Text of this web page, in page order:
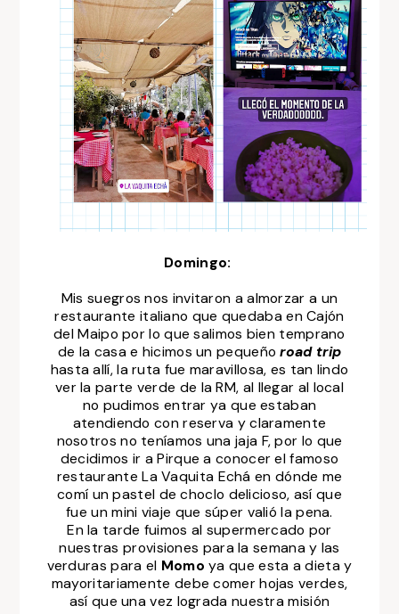
Domingo:
Mis suegros nos invitaron a almorzar a un
restaurante italiano que quedaba en Cajón
del Maipo por lo que salimos bien temprano
de la casa e hicimos un pequeñoroad trip
hasta allí, la ruta fue maravillosa, es tan lindo
ver la parte verde de la RM, al llegar al local
no pudimos entrar ya que estaban
atendiendo con reserva y claramente
nosotros no teníamos una jaja F, por lo que
decidimos ir a Pirque a conocer el famoso
restaurante La Vaquita Echá en dónde me
comí un pastel de choclo delicioso, así que
fue un mini viaje que súper valió la pena.
En la tarde fuimos al supermercado por
nuestras provisiones para la semana y las
verduras para el Momo ya que esta a dieta y
mayoritariamente debe comer hojas verdes,
así que una vez lograda nuestra misión